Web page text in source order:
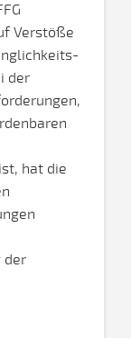
Verstöße
der
hat die
der